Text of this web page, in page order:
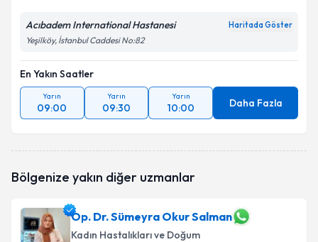
Acıbadem International Hastanesi Haritada Göster
Yeşilköy, İstanbul Caddesi No:82
En Yakın Saatler
Yarın
09:00
Yarın
09:30
Yarın
10:00 Daha Fazla
Bölgenize yakın diğer uzmanlar
Op. Dr. Sümeyra Okur Salman
Kadın Hastalıkları ve Doğum